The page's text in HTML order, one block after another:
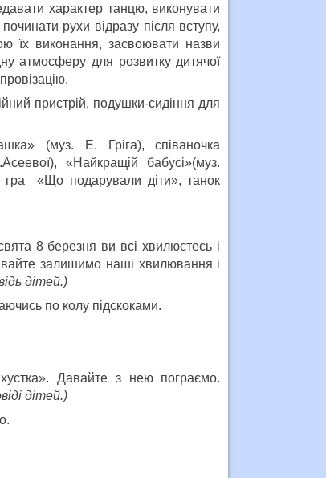
характер танцю, виконувати
рухи відразу після вступу,
їх виконання, засвоювати назви
атмосферу для розвитку дитячої
пристрій, подушки-сидіння для
(муз. Е. Гріга), співаночка
«Найкращій бабусі»(муз.
гра
«Що подарували діти», танок
8 березня ви всі хвилюєтесь і
залишимо наші хвилювання і
дітей.)
по колу підскоками.
Давайте з нею пограємо.
дітей.)